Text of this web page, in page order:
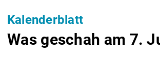
Kalenderblatt
Was geschah am 7.